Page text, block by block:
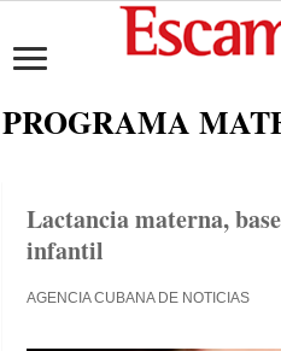
PROGRAMA
Lactancia materna,
infantil
AGENCIA CUBANA DE NOTICIAS